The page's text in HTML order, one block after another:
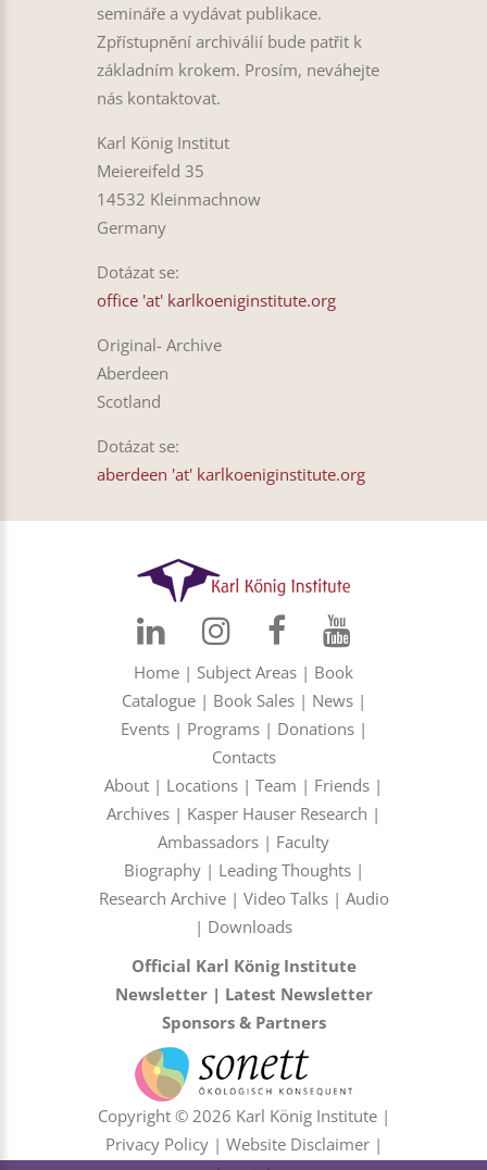
semináře a vydávat publikace.
Zpřístupnění archiválií bude patřit k
základním krokem. Prosím, neváhejte
nás kontaktovat.
Karl König Institut
Meiereifeld 35
14532 Kleinmachnow
Germany
Dotázat se:
office 'at' karlkoeniginstitute.org
Original- Archive
Aberdeen
Scotland
Dotázat se:
aberdeen 'at' karlkoeniginstitute.org
Home | Subject Areas | Book
Catalogue| Book Sales| News|
Events| Programs| Donations|
Contacts
About | Locations | Team | Friends |
Archives | Kasper Hauser Research |
Ambassadors | Faculty
Biography| Leading Thoughts|
Research Archive| Video Talks| Audio
| Downloads
Official Karl König Institute
Newsletter| Latest Newsletter
Sponsors & Partners
Copyright © 2026 Karl König Institute |
Privacy Policy| Website Disclaimer|